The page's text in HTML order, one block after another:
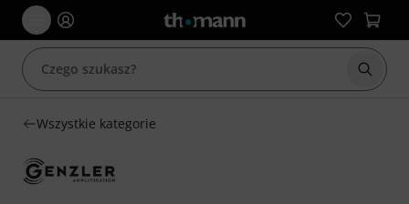
Wszystkie kategorie